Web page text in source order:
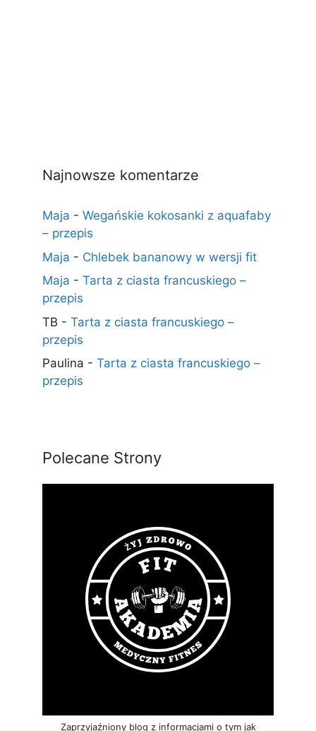
Najnowsze komentarze
Maja - Wegańskie kokosanki z aquafaby
– przepis
Maja - Chlebek bananowy w wersji fit
Maja - Tarta z ciasta francuskiego –
przepis
TB - Tarta z ciasta francuskiego –
przepis
Paulina - Tarta z ciasta francuskiego –
przepis
Polecane Strony
Zaprzyjaźniony blog z informacjami o tym jak